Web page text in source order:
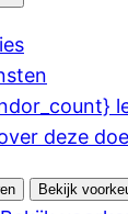
deze
Bekijk